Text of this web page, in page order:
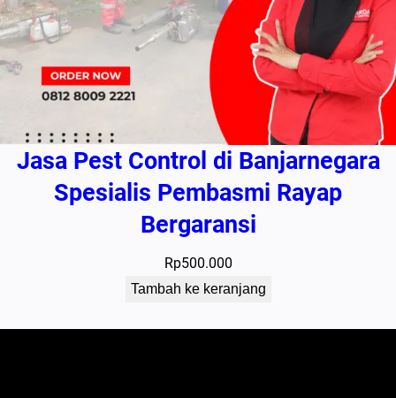
Jasa Pest Control di Banjarnegara
Spesialis Pembasmi Rayap
Bergaransi
Rp500.000
Tambah ke keranjang